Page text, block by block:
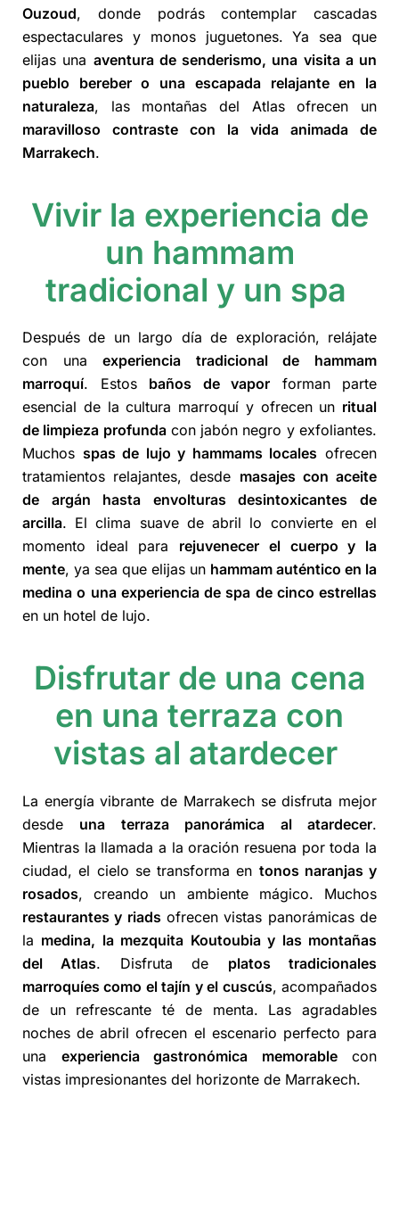
Ouzoud, donde podrás contemplar cascadas
espectaculares y monos juguetones. Ya sea que
elijas una aventura de senderismo, una visita a un
pueblo bereber o una escapada relajante en la
naturaleza, las montañas del Atlas ofrecen un
maravilloso contraste con la vida animada de
Marrakech.
Vivir la experiencia de
un hammam
tradicional y un spa
Después de un largo día de exploración, relájate
con unaexperiencia tradicional de hammam
marroquí. Estos baños de vapor forman parte
esencial de la cultura marroquí y ofrecen un ritual
de limpieza profundacon jabón negro y exfoliantes.
Muchos spas de lujo y hammams locales ofrecen
tratamientos relajantes, desde masajes con aceite
de argán hasta envolturas desintoxicantes de
arcilla. El clima suave de abril lo convierte en el
momento ideal para rejuvenecer el cuerpo y la
mente, ya sea que elijas un hammam auténtico en la
medina o una experiencia de spa de cinco estrellas
en un hotel de lujo.
Disfrutar de una cena
en una terraza con
vistas al atardecer
La energía vibrante de Marrakech se disfruta mejor
desde una terraza panorámica al atardecer.
Mientras la llamada a la oración resuena por toda la
ciudad, el cielo se transforma en tonos naranjas y
rosados, creando un ambiente mágico. Muchos
restaurantes y riadsofrecen vistas panorámicas de
la medina, la mezquita Koutoubia y las montañas
del Atlas. Disfruta de platos tradicionales
marroquíes como el tajín y el cuscús, acompañados
de un refrescante té de menta. Las agradables
noches de abril ofrecen el escenario perfecto para
una experiencia gastronómica memorablecon
vistas impresionantes del horizonte de Marrakech.